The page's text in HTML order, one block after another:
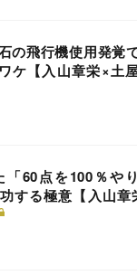
の飛行機使用発覚
ケ【入山章栄×土
60点を100％や
する極意【入山章